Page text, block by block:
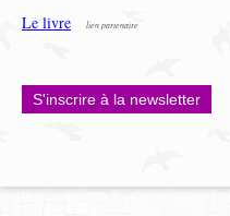
Le livre
lien partenaire
S'inscrire à la newsletter